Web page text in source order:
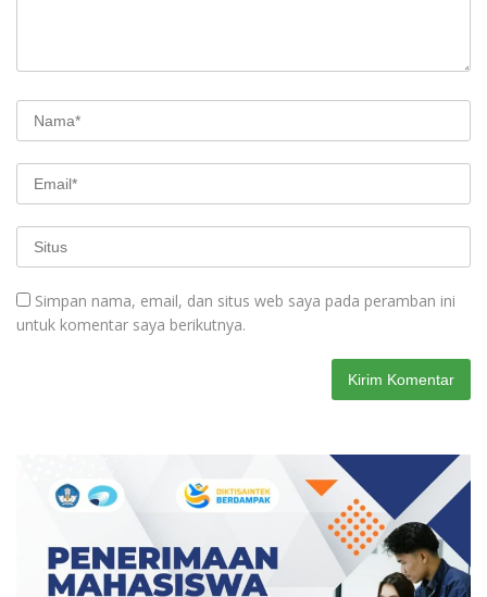
Simpan nama, email, dan situs web saya pada peramban ini
untuk komentar saya berikutnya.